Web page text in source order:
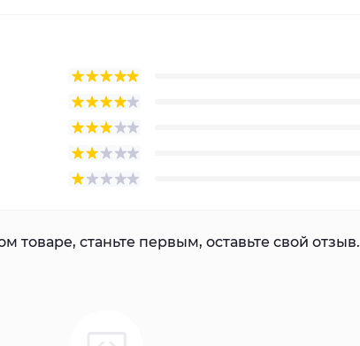
товаре, станьте первым, оставьте свой отзыв.